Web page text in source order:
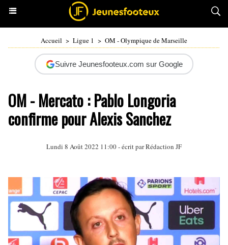
Accueil > Ligue 1 > OM - Olympique de Marseille
Suivre Jeunesfooteux.com sur Google
OM - Mercato : Pablo Longoria
confirme pour Alexis Sanchez
Lundi 8 Août 2022 11:00 - écrit par Rédaction JF